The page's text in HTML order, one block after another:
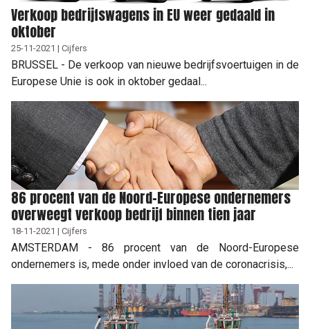
Verkoop bedrijfswagens in EU weer gedaald in
oktober
25-11-2021 | Cijfers
BRUSSEL - De verkoop van nieuwe bedrijfsvoertuigen in de
Europese Unie is ook in oktober gedaal...
86 procent van de Noord-Europese ondernemers
overweegt verkoop bedrijf binnen tien jaar
18-11-2021 | Cijfers
AMSTERDAM - 86 procent van de Noord-Europese
ondernemers is, mede onder invloed van de coronacrisis,...